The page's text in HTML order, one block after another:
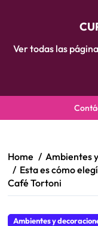
Ver todas las
content
Home
Ambientes
Esta es cómo
Café Tortoni
Ambientes y